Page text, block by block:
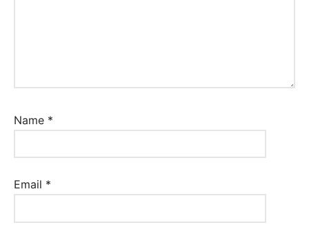
Name *
Email *